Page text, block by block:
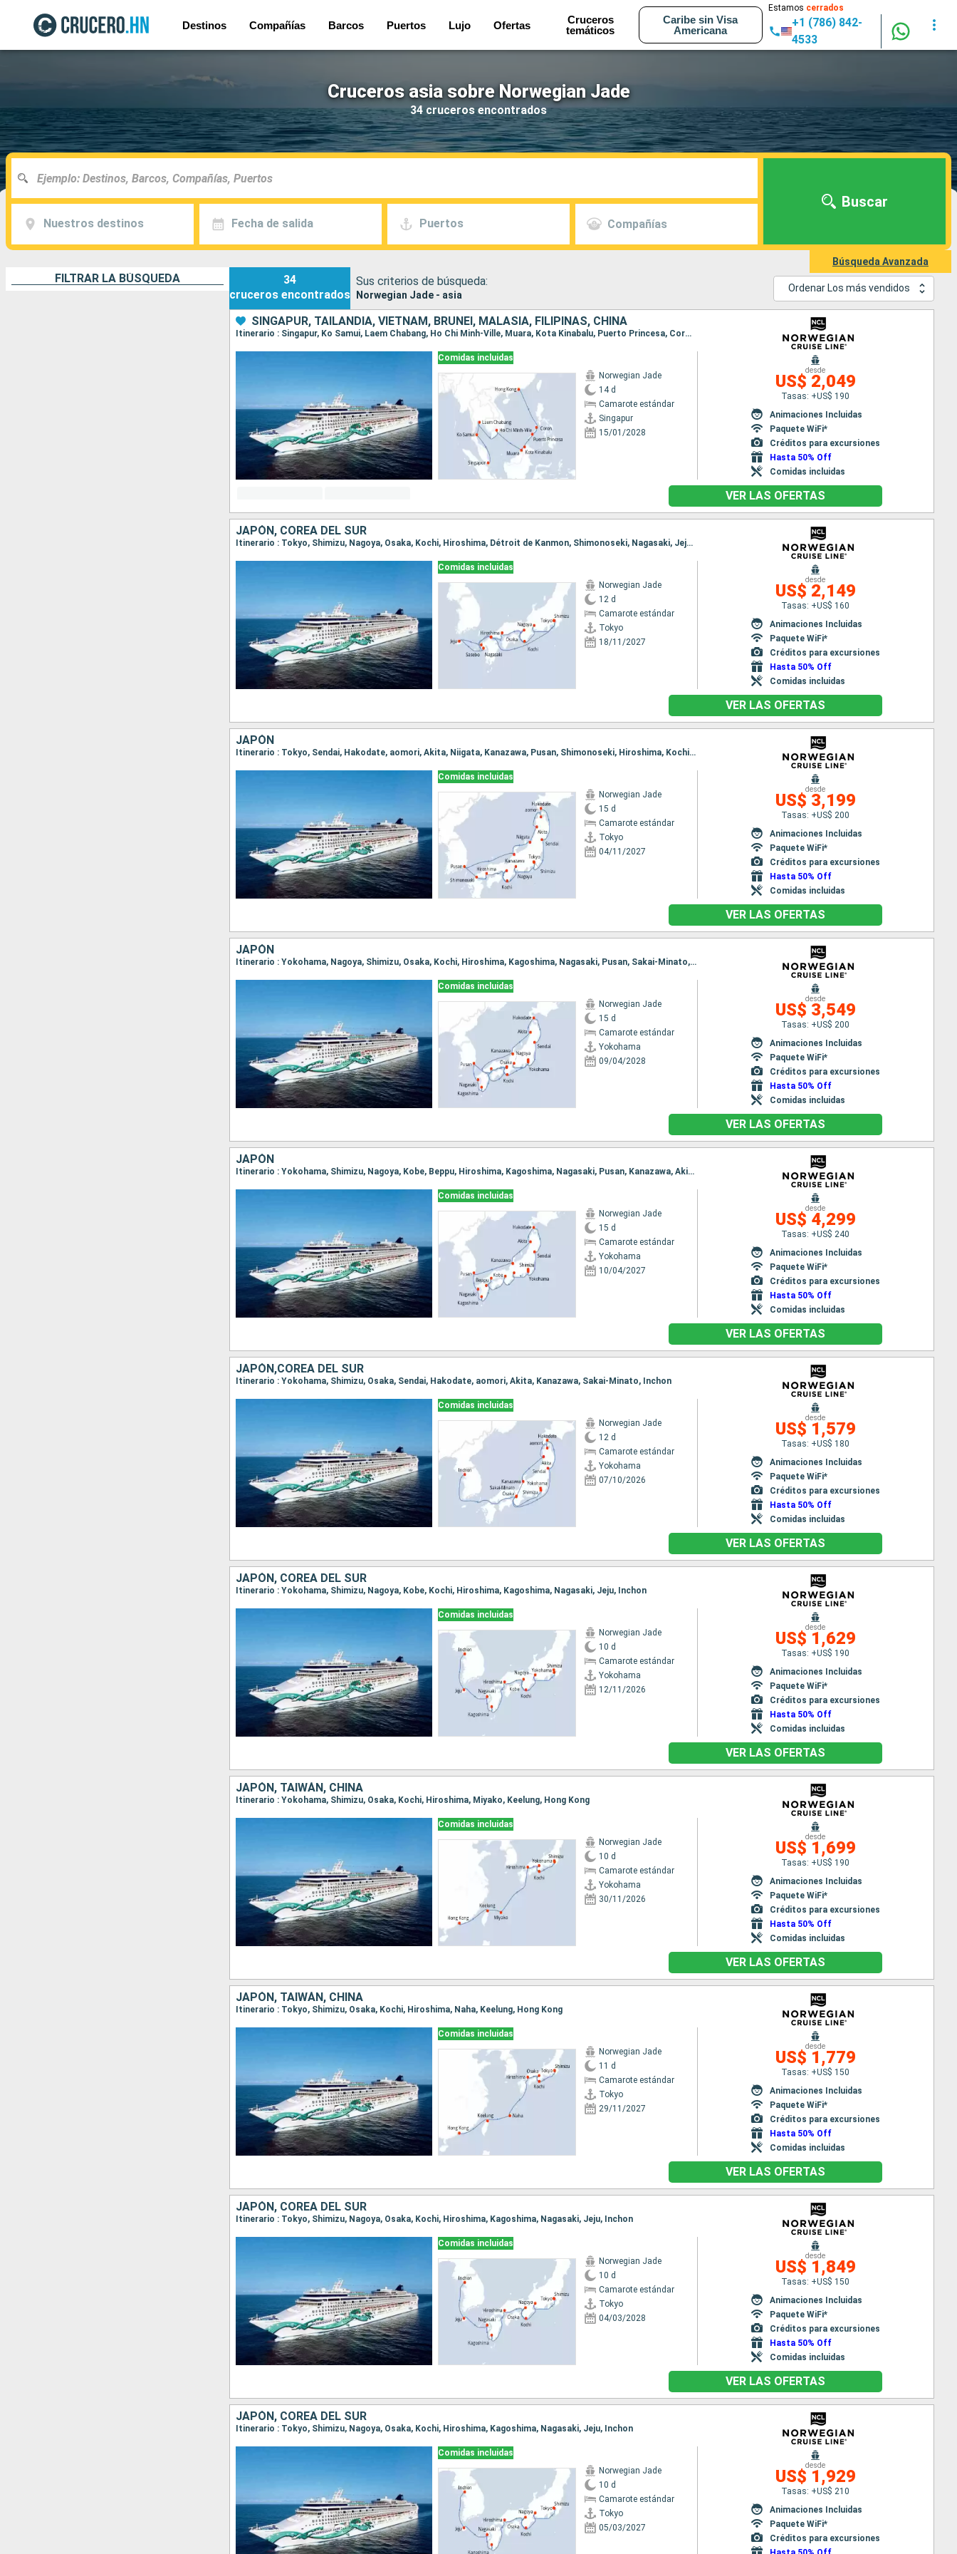
Destinos Compañías Barcos Puertos Lujo Ofertas
Cruceros
temáticos
Caribe sin Visa
Americana
Estamos cerrados
+1 (786) 842-
4533
Cruceros asia sobre Norwegian Jade
34 cruceros encontrados
Nuestros destinos Fecha de salida Puertos Compañías
Buscar
Búsqueda Avanzada
FILTRAR LA BÚSQUEDA
34
cruceros encontrados
Sus criterios de búsqueda:
Norwegian Jade - asia
Ordenar Los más vendidos
SINGAPUR, TAILANDIA, VIETNAM, BRUNEI, MALASIA, FILIPINAS, CHINA
Itinerario : Singapur, Ko Samui, Laem Chabang, Ho Chi Minh-Ville, Muara, Kota Kinabalu, Puerto Princesa, Coron, Hong Kong
Comidas incluidas
Norwegian Jade
14 d
Camarote estándar
Singapur
15/01/2028
desde
US$ 2,049
Tasas: +US$ 190
Animaciones Incluidas
Paquete WiFi*
Créditos para excursiones
Hasta 50% Off
Comidas incluidas
VER LAS OFERTAS
JAPÓN, COREA DEL SUR
Itinerario : Tokyo, Shimizu, Nagoya, Osaka, Kochi, Hiroshima, Détroit de Kanmon, Shimonoseki, Nagasaki, Jeju, Sasebo, Tokyo
Comidas incluidas
Norwegian Jade
12 d
Camarote estándar
Tokyo
18/11/2027
desde
US$ 2,149
Tasas: +US$ 160
Animaciones Incluidas
Paquete WiFi*
Créditos para excursiones
Hasta 50% Off
Comidas incluidas
VER LAS OFERTAS
JAPÓN
Itinerario : Tokyo, Sendai, Hakodate, aomori, Akita, Niigata, Kanazawa, Pusan, Shimonoseki, Hiroshima, Kochi, Osaka, Nagoya, Shimizu, Tokyo
Comidas incluidas
Norwegian Jade
15 d
Camarote estándar
Tokyo
04/11/2027
desde
US$ 3,199
Tasas: +US$ 200
Animaciones Incluidas
Paquete WiFi*
Créditos para excursiones
Hasta 50% Off
Comidas incluidas
VER LAS OFERTAS
JAPÓN
Itinerario : Yokohama, Nagoya, Shimizu, Osaka, Kochi, Hiroshima, Kagoshima, Nagasaki, Pusan, Sakai-Minato, Kanazawa, Akita, Hakodate, Sendai, Yokohama
Comidas incluidas
Norwegian Jade
15 d
Camarote estándar
Yokohama
09/04/2028
desde
US$ 3,549
Tasas: +US$ 200
Animaciones Incluidas
Paquete WiFi*
Créditos para excursiones
Hasta 50% Off
Comidas incluidas
VER LAS OFERTAS
JAPÓN
Itinerario : Yokohama, Shimizu, Nagoya, Kobe, Beppu, Hiroshima, Kagoshima, Nagasaki, Pusan, Kanazawa, Akita, Hakodate, Sendai, Yokohama
Comidas incluidas
Norwegian Jade
15 d
Camarote estándar
Yokohama
10/04/2027
desde
US$ 4,299
Tasas: +US$ 240
Animaciones Incluidas
Paquete WiFi*
Créditos para excursiones
Hasta 50% Off
Comidas incluidas
VER LAS OFERTAS
JAPÓN,COREA DEL SUR
Itinerario : Yokohama, Shimizu, Osaka, Sendai, Hakodate, aomori, Akita, Kanazawa, Sakai-Minato, Inchon
Comidas incluidas
Norwegian Jade
12 d
Camarote estándar
Yokohama
07/10/2026
desde
US$ 1,579
Tasas: +US$ 180
Animaciones Incluidas
Paquete WiFi*
Créditos para excursiones
Hasta 50% Off
Comidas incluidas
VER LAS OFERTAS
JAPÓN, COREA DEL SUR
Itinerario : Yokohama, Shimizu, Nagoya, Kobe, Kochi, Hiroshima, Kagoshima, Nagasaki, Jeju, Inchon
Comidas incluidas
Norwegian Jade
10 d
Camarote estándar
Yokohama
12/11/2026
desde
US$ 1,629
Tasas: +US$ 190
Animaciones Incluidas
Paquete WiFi*
Créditos para excursiones
Hasta 50% Off
Comidas incluidas
VER LAS OFERTAS
JAPÓN, TAIWÁN, CHINA
Itinerario : Yokohama, Shimizu, Osaka, Kochi, Hiroshima, Miyako, Keelung, Hong Kong
Comidas incluidas
Norwegian Jade
10 d
Camarote estándar
Yokohama
30/11/2026
desde
US$ 1,699
Tasas: +US$ 190
Animaciones Incluidas
Paquete WiFi*
Créditos para excursiones
Hasta 50% Off
Comidas incluidas
VER LAS OFERTAS
JAPÓN, TAIWÁN, CHINA
Itinerario : Tokyo, Shimizu, Osaka, Kochi, Hiroshima, Naha, Keelung, Hong Kong
Comidas incluidas
Norwegian Jade
11 d
Camarote estándar
Tokyo
29/11/2027
desde
US$ 1,779
Tasas: +US$ 150
Animaciones Incluidas
Paquete WiFi*
Créditos para excursiones
Hasta 50% Off
Comidas incluidas
VER LAS OFERTAS
JAPÓN, COREA DEL SUR
Itinerario : Tokyo, Shimizu, Nagoya, Osaka, Kochi, Hiroshima, Kagoshima, Nagasaki, Jeju, Inchon
Comidas incluidas
Norwegian Jade
10 d
Camarote estándar
Tokyo
04/03/2028
desde
US$ 1,849
Tasas: +US$ 150
Animaciones Incluidas
Paquete WiFi*
Créditos para excursiones
Hasta 50% Off
Comidas incluidas
VER LAS OFERTAS
JAPÓN, COREA DEL SUR
Itinerario : Tokyo, Shimizu, Nagoya, Osaka, Kochi, Hiroshima, Kagoshima, Nagasaki, Jeju, Inchon
Comidas incluidas
Norwegian Jade
10 d
Camarote estándar
Tokyo
05/03/2027
desde
US$ 1,929
Tasas: +US$ 210
Animaciones Incluidas
Paquete WiFi*
Créditos para excursiones